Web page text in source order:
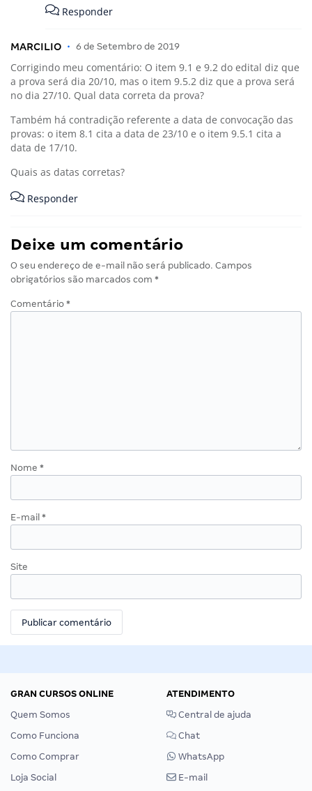
Responder
MARCILIO • 6 de Setembro de 2019
Corrigindo meu comentário: O item 9.1 e 9.2 do edital diz que
a prova será dia 20/10, mas o item 9.5.2 diz que a prova será
no dia 27/10. Qual data correta da prova?
Também há contradição referente a data de convocação das
provas: o item 8.1 cita a data de 23/10 e o item 9.5.1 cita a
data de 17/10.
Quais as datas corretas?
Responder
Deixe um comentário
O seu endereço de e-mail não será publicado. Campos
obrigatórios são marcados com *
Comentário *
Nome *
E-mail *
Site
GRAN CURSOS ONLINE
Quem Somos
Como Funciona
Como Comprar
Loja Social
ATENDIMENTO
Central de ajuda
Chat
WhatsApp
E-mail